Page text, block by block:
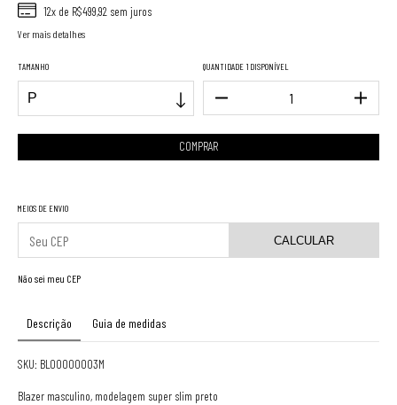
12x de R$499,92sem juros
Ver mais detalhes
TAMANHO QUANTIDADE 1 DISPONÍVEL
MEIOS DE ENVIO
CALCULAR
Não sei meu CEP
Descrição Guia de medidas
SKU: BL00000003M
Blazer masculino, modelagem super slim preto